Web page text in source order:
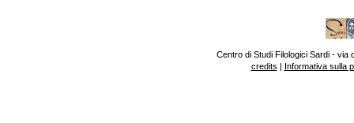
Centro di Studi Filologici Sardi - via
credits | Informativa sulla